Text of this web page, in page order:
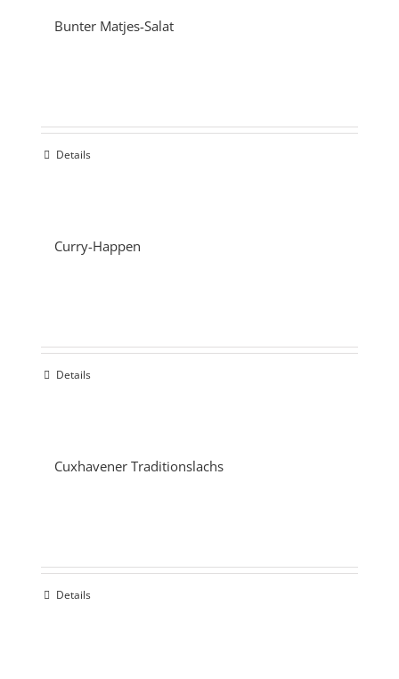
Bunter Matjes-Salat
Details
Curry-Happen
Details
Cuxhavener Traditionslachs
Details